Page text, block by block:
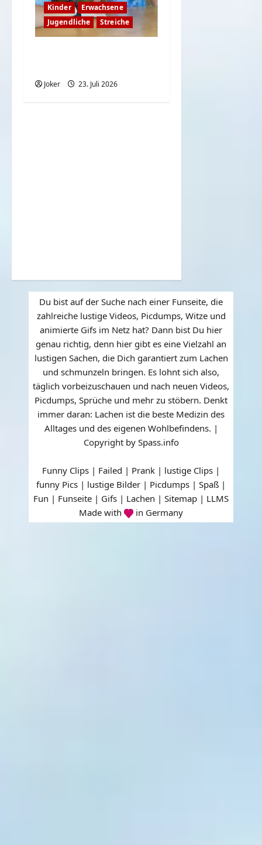
Kinder
Erwachsene
Jugendliche
Streiche
Joker 23. Juli 2026
Du bist auf der Suche nach einer Funseite, die
zahlreiche lustige Videos, Picdumps, Witze und
animierte Gifs im Netz hat? Dann bist Du hier
genau richtig, denn hier gibt es eine Vielzahl an
lustigen Sachen, die Dich garantiert zum Lachen
und schmunzeln bringen. Es lohnt sich also,
täglich vorbeizuschauen und nach neuen Videos,
Picdumps, Sprüche und mehr zu stöbern. Denkt
immer daran: Lachen ist die beste Medizin des
Alltages und des eigenen Wohlbefindens. |
Copyright by Spass.info
Funny Clips | Failed | Prank | lustige Clips |
funny Pics | lustige Bilder | Picdumps | Spaß |
Fun | Funseite | Gifs | Lachen | Sitemap | LLMS
Made with
in Germany